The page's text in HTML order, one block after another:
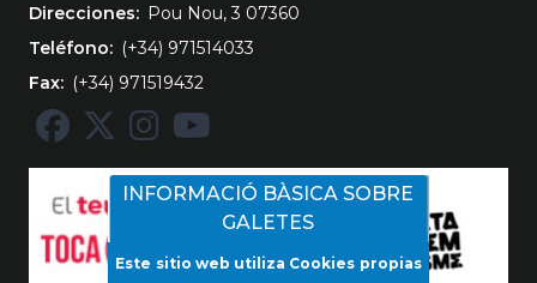
Direcciones
Pou Nou, 3 07360
Teléfono
(+34) 971514033
Fax
(+34) 971519432
INFORMACIÓ BÀSICA SOBRE
GALETES
Este sitio web utiliza Cookies propias